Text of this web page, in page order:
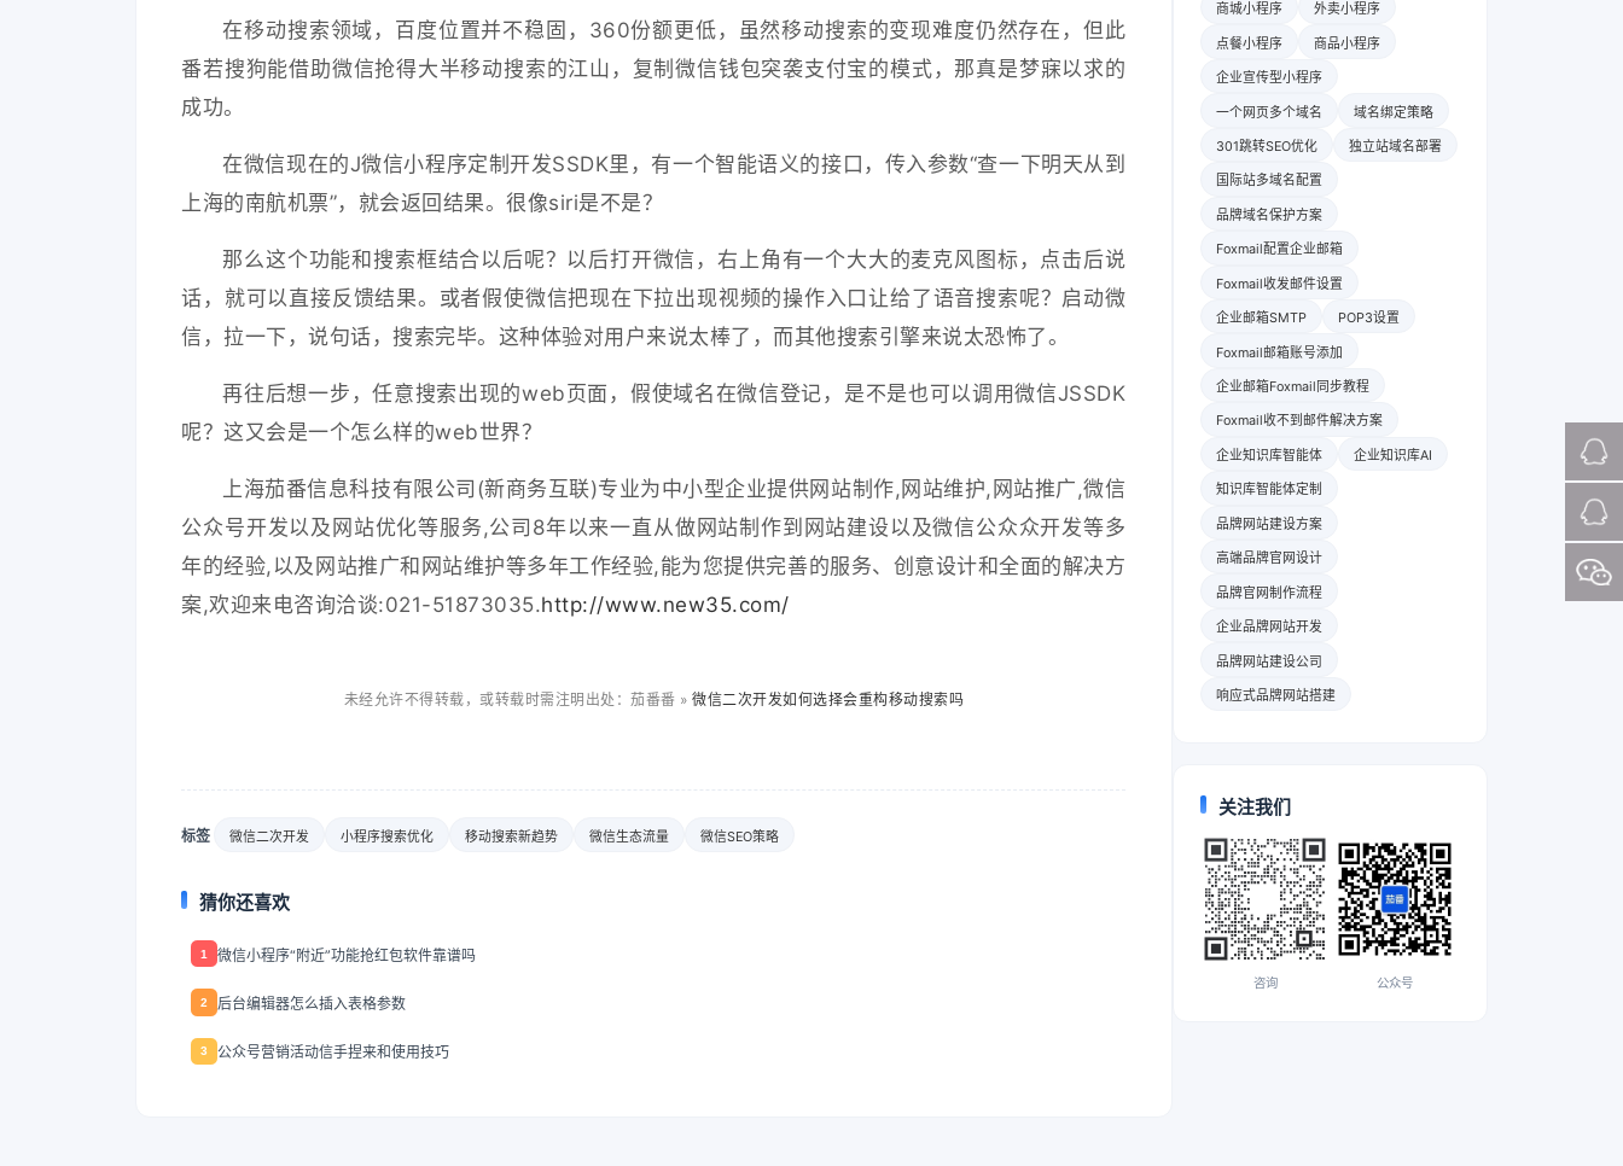
在移动搜索领域，百度位置并不稳固，360份额更低，虽然移动搜索的变现难度仍然存在，但此
番若搜狗能借助微信抢得大半移动搜索的江山，复制微信钱包突袭支付宝的模式，那真是梦寐以求的
成功。
在微信现在的J微信小程序定制开发SSDK里，有一个智能语义的接口，传入参数“查一下明天从到
上海的南航机票”，就会返回结果。很像siri是不是？
那么这个功能和搜索框结合以后呢？以后打开微信，右上角有一个大大的麦克风图标，点击后说
话，就可以直接反馈结果。或者假使微信把现在下拉出现视频的操作入口让给了语音搜索呢？启动微
信，拉一下，说句话，搜索完毕。这种体验对用户来说太棒了，而其他搜索引擎来说太恐怖了。
再往后想一步，任意搜索出现的web页面，假使域名在微信登记，是不是也可以调用微信JSSDK
呢？这又会是一个怎么样的web世界？
上海茄番信息科技有限公司(新商务互联)专业为中小型企业提供网站制作,网站维护,网站推广,微信
公众号开发以及网站优化等服务,公司8年以来一直从做网站制作到网站建设以及微信公众众开发等多
年的经验,以及网站推广和网站维护等多年工作经验,能为您提供完善的服务、创意设计和全面的解决方
案,欢迎来电咨询洽谈:021-51873035.http://www.new35.com/
未经允许不得转载，或转载时需注明出处：茄番番 »微信二次开发如何选择会重构移动搜索吗
标签 微信二次开发 小程序搜索优化 移动搜索新趋势 微信生态流量 微信SEO策略
猜你还喜欢
1 微信小程序“附近”功能抢红包软件靠谱吗
2 后台编辑器怎么插入表格参数
3 公众号营销活动信手捏来和使用技巧
商城小程序 外卖小程序
点餐小程序 商品小程序
企业宣传型小程序
一个网页多个域名 域名绑定策略
301跳转SEO优化 独立站域名部署
国际站多域名配置
品牌域名保护方案
Foxmail配置企业邮箱
Foxmail收发邮件设置
企业邮箱SMTP POP3设置
Foxmail邮箱账号添加
企业邮箱Foxmail同步教程
Foxmail收不到邮件解决方案
企业知识库智能体 企业知识库AI
知识库智能体定制
品牌网站建设方案
高端品牌官网设计
品牌官网制作流程
企业品牌网站开发
品牌网站建设公司
响应式品牌网站搭建
关注我们
咨询 公众号